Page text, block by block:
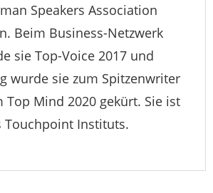
Speakers Association
Beim Business-Netzwerk
sie Top-Voice 2017 und
wurde sie zum Spitzenwriter
Top Mind 2020 gekürt. Sie ist
Touchpoint Instituts.